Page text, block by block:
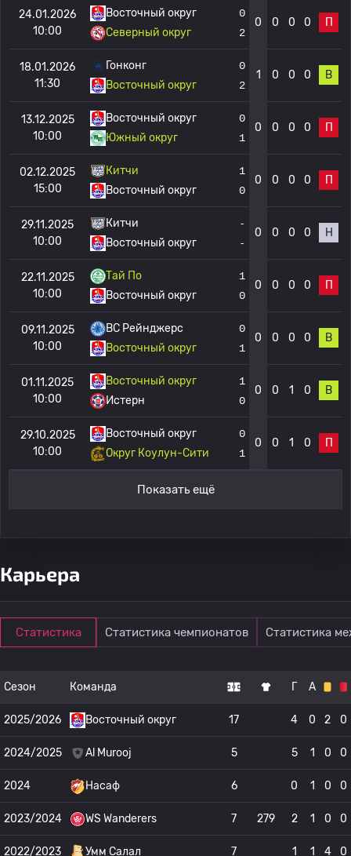
24.01.2026
10:00
Восточный округ
Северный округ
0
2
0 0 0 0 П
18.01.2026
11:30
Гонконг
Восточный округ
0
2
1 0 0 0 В
13.12.2025
10:00
Восточный округ
Южный округ
0
1
0 0 0 0 П
02.12.2025
15:00
Китчи
Восточный округ
1
0
0 0 0 0 П
29.11.2025
10:00
Китчи
Восточный округ
-
-
0 0 0 0 Н
22.11.2025
10:00
Тай По
Восточный округ
1
0
0 0 0 0 П
09.11.2025
10:00
BC Рейнджерс
Восточный округ
0
1
0 0 0 0 В
01.11.2025
10:00
Восточный округ
Истерн
1
0
0 0 1 0 В
29.10.2025
10:00
Восточный округ
Округ Коулун-Сити
0
1
0 0 1 0 П
Показать ещё
Карьера
Статистика Статистика чемпионатов Статистика
Сезон Команда Г А
2025/2026 Восточный округ 17 4 0 2 0
2024/2025 Al Murooj 5 5 1 0 0
2024 Насаф 6 0 1 0 0
2023/2024 WS Wanderers 7 279 2 1 0 0
2022/2023 Умм Салал 7 1 1 4 0